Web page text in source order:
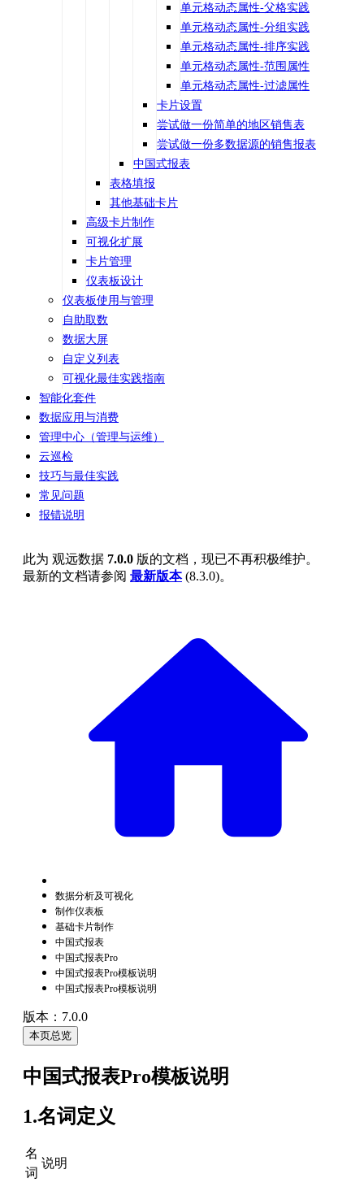
单元格动态属性-父格实践
单元格动态属性-分组实践
单元格动态属性-排序实践
单元格动态属性-范围属性
单元格动态属性-过滤属性
卡片设置
尝试做一份简单的地区销售表
尝试做一份多数据源的销售报表
中国式报表
表格填报
其他基础卡片
高级卡片制作
可视化扩展
卡片管理
仪表板设计
仪表板使用与管理
自助取数
数据大屏
自定义列表
可视化最佳实践指南
智能化套件
数据应用与消费
管理中心（管理与运维）
云巡检
技巧与最佳实践
常见问题
报错说明
此为 观远数据 7.0.0 版的文档，现已不再积极维护。
最新的文档请参阅 最新版本(8.3.0)。
数据分析及可视化
制作仪表板
基础卡片制作
中国式报表
中国式报表Pro
中国式报表Pro模板说明
中国式报表Pro模板说明
版本：7.0.0
本页总览
中国式报表Pro模板说明
1.名词定义
名
词
说明